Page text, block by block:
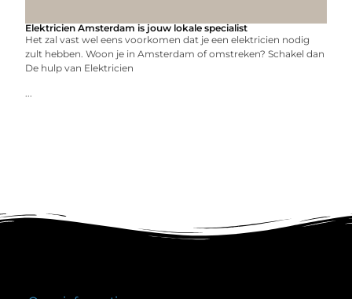
Elektricien Amsterdam is jouw lokale specialist
Het zal vast wel eens voorkomen dat je een elektricien nodig
zult hebben. Woon je in Amsterdam of omstreken? Schakel dan
De hulp van Elektricien
...